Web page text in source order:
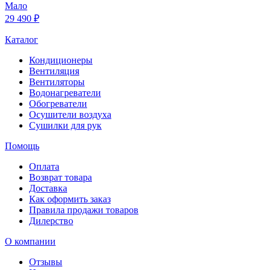
Мало
29 490 ₽
Каталог
Кондиционеры
Вентиляция
Вентиляторы
Водонагреватели
Обогреватели
Осушители воздуха
Сушилки для рук
Помощь
Оплата
Возврат товара
Доставка
Как оформить заказ
Правила продажи товаров
Дилерство
О компании
Отзывы